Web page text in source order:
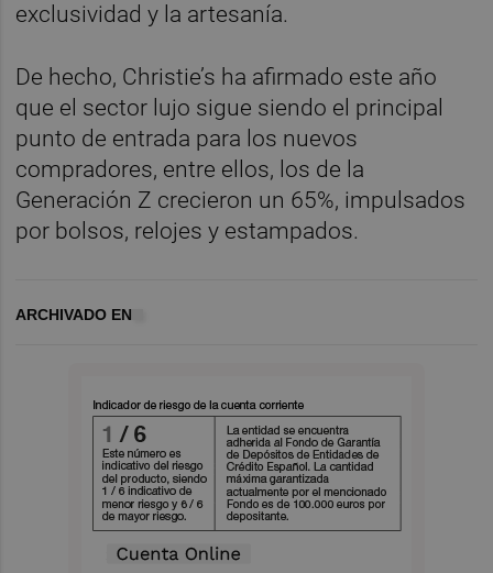
exclusividad y la artesanía.
De hecho, Christie’s ha afirmado este año
que el sector lujo sigue siendo el principal
punto de entrada para los nuevos
compradores, entre ellos, los de la
Generación Z crecieron un 65%, impulsados
por bolsos, relojes y estampados.
ARCHIVADO EN